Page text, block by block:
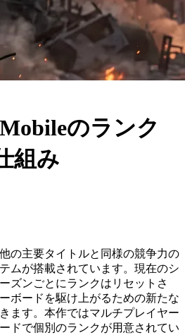
のランク
組み
の主要タイトルと同様の競争力の
ムが搭載されています。現在のシ
ズンごとにランクはリセットさ
ボードを駆け上がるための新たな
ます。本作ではマルチプレイヤー
ドで個別のランクが用意されてい